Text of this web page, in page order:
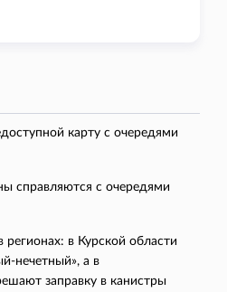
карту с очередями
справляются с очередями
в Курской области
нечетный», а в
заправку в канистры